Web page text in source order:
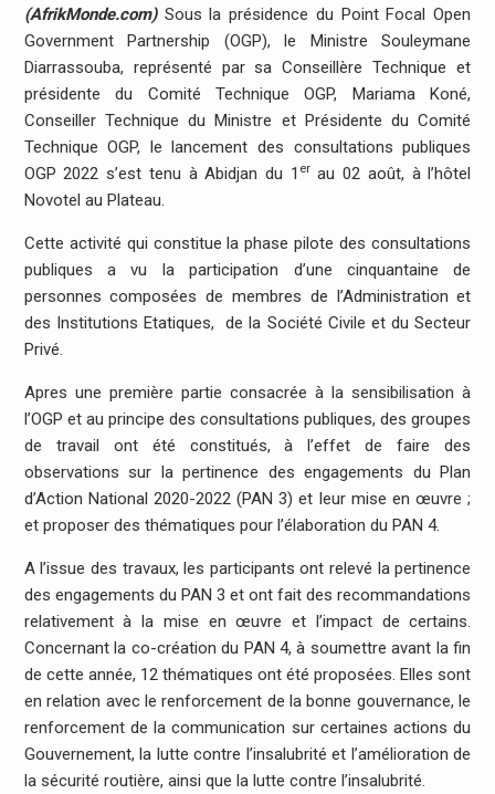
(AfrikMonde.com)Sous la présidence du Point Focal Open
Government Partnership (OGP), le Ministre Souleymane
Diarrassouba, représenté par sa Conseillère Technique et
présidente du Comité Technique OGP, Mariama Koné,
Conseiller Technique du Ministre et Présidente du Comité
Technique OGP, le lancement des consultations publiques
OGP 2022 s’est tenu à Abidjan du 1 erau 02 août, à l’hôtel
Novotel au Plateau.
Cette activité qui constitue la phase pilote des consultations
publiques a vu la participation d’une cinquantaine de
personnes composées de membres de l’Administration et
des Institutions Etatiques, de la Société Civile et du Secteur
Privé.
Apres une première partie consacrée à la sensibilisation à
l’OGP et au principe des consultations publiques, des groupes
de travail ont été constitués, à l’effet de faire des
observations sur la pertinence des engagements du Plan
d’Action National 2020-2022 (PAN 3) et leur mise en œuvre ;
et proposer des thématiques pour l’élaboration du PAN 4.
A l’issue des travaux, les participants ont relevé la pertinence
des engagements du PAN 3 et ont fait des recommandations
relativement à la mise en œuvre et l’impact de certains.
Concernant la co-création du PAN 4, à soumettre avant la fin
de cette année, 12 thématiques ont été proposées. Elles sont
en relation avec le renforcement de la bonne gouvernance, le
renforcement de la communication sur certaines actions du
Gouvernement, la lutte contre l’insalubrité et l’amélioration de
la sécurité routière, ainsi que la lutte contre l’insalubrité.